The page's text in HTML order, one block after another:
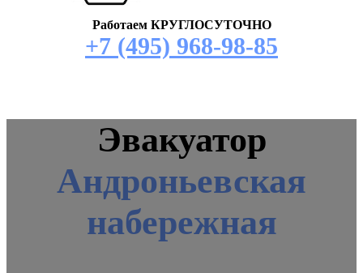
Работаем КРУГЛОСУТОЧНО
+7 (495) 968-98-85
Эвакуатор
Андроньевская
набережная